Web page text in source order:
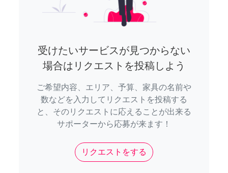
受けたいサービスが見つからない
場合はリクエストを投稿しよう
ご希望内容、エリア、予算、家具の名前や
数などを入力してリクエストを投稿する
と、そのリクエストに応えることが出来る
サポーターから応募が来ます！
リクエストをする